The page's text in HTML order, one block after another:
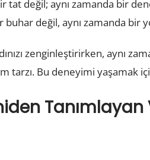
tat değil; aynı zamanda bir
değil, aynı zamanda bir
zenginleştirirken, aynı
tarzı. Bu deneyimi yaşamak